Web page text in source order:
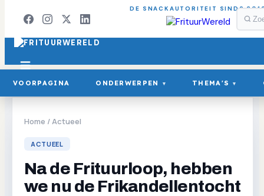
DE SNACKAUTORITEIT SINDS
VOORPAGINA ONDERWERPEN ▾ THEMA'S ▾
Home /Actueel
ACTUEEL
Na de Frituurloop, hebben
we nu de Frikandellentocht